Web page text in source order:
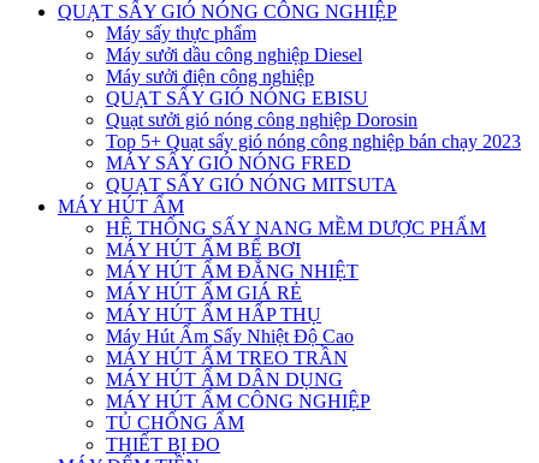
QUẠT SẤY GIÓ NÓNG CÔNG NGHIỆP
Máy sấy thực phẩm
Máy sưởi dầu công nghiệp Diesel
Máy sưởi điện công nghiệp
QUẠT SẤY GIÓ NÓNG EBISU
Quạt sưởi gió nóng công nghiệp Dorosin
Top 5+ Quạt sấy gió nóng công nghiệp bán chạy 2023
MÁY SẤY GIÓ NÓNG FRED
QUẠT SẤY GIÓ NÓNG MITSUTA
MÁY HÚT ẨM
HỆ THỐNG SẤY NANG MỀM DƯỢC PHẨM
MÁY HÚT ẨM BỂ BƠI
MÁY HÚT ẨM ĐẲNG NHIỆT
MÁY HÚT ẨM GIÁ RẺ
MÁY HÚT ẨM HẤP THỤ
Máy Hút Ẩm Sấy Nhiệt Độ Cao
MÁY HÚT ẨM TREO TRẦN
MÁY HÚT ẨM DÂN DỤNG
MÁY HÚT ẨM CÔNG NGHIỆP
TỦ CHỐNG ẨM
THIẾT BỊ ĐO